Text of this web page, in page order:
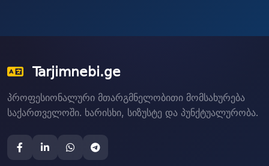
Tarjimnebi.ge
პროფესიონალური მთარგმნელობითი მომსახურება
საქართველოში. ხარისხი, სიზუსტე და პუნქტუალურობა.